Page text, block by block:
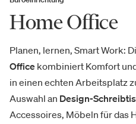
Home Office
Planen, lernen, Smart Work:
Office kombiniert Komfort
in einen echten Arbeitsplatz
Auswahl an Design-
Accessoires, Möbeln für das